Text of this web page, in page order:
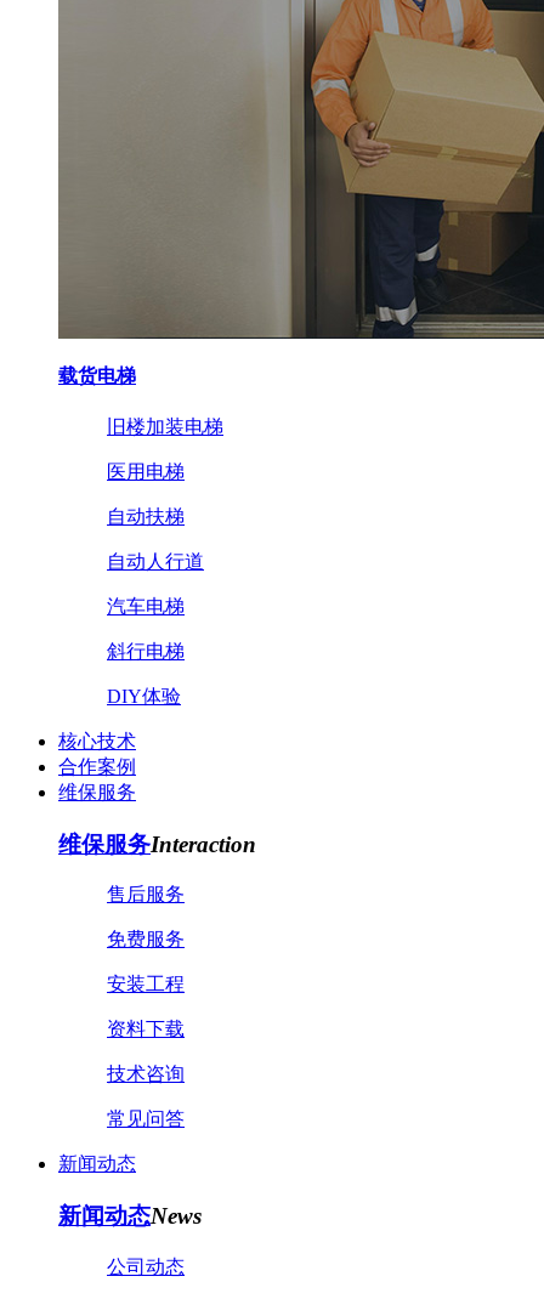
载货电梯
旧楼加装电梯
医用电梯
自动扶梯
自动人行道
汽车电梯
斜行电梯
DIY体验
核心技术
合作案例
维保服务
维保服务Interaction
售后服务
免费服务
安装工程
资料下载
技术咨询
常见问答
新闻动态
新闻动态News
公司动态